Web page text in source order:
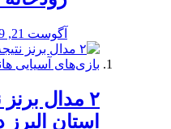
آگوست 21, 2019
استان